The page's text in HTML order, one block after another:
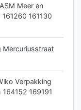
Meer en
161260 161130
Mercuriusstraat
Verpakking
169191